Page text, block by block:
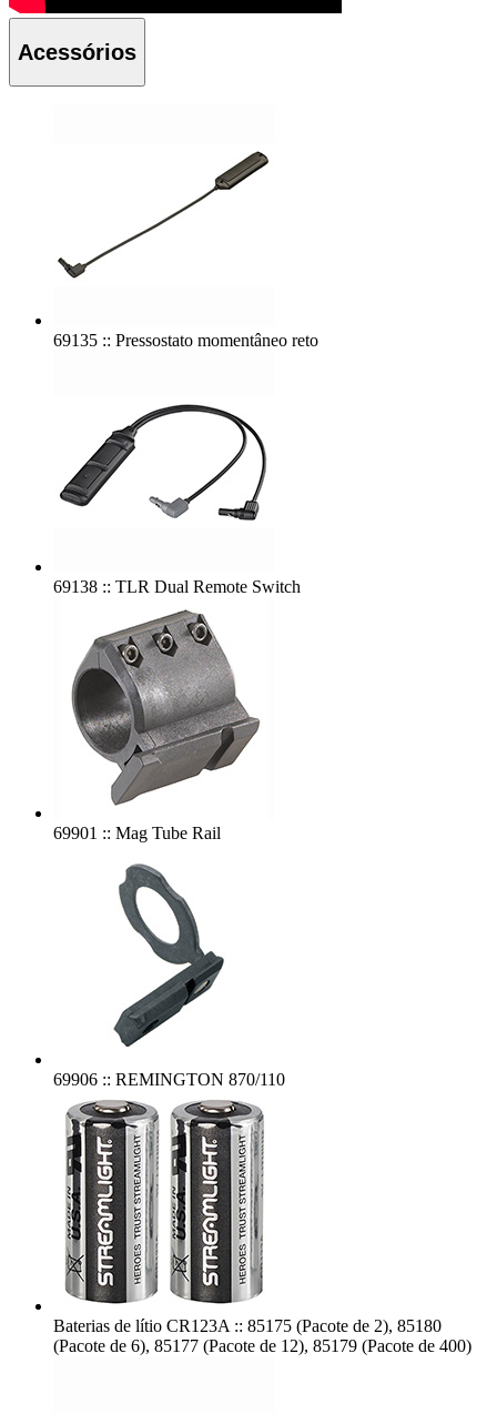
Acessórios
69135 :: Pressostato momentâneo reto
69138 :: TLR Dual Remote Switch
69901 :: Mag Tube Rail
69906 :: REMINGTON 870/110
Baterias de lítio CR123A :: 85175 (Pacote de 2), 85180
(Pacote de 6), 85177 (Pacote de 12), 85179 (Pacote de 400)